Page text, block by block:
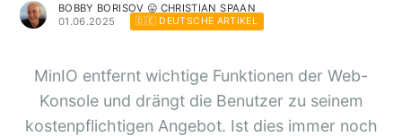
BOBBY BORISOV 😛 CHRISTIAN SPAAN
01.06.2025
🇩🇪 DEUTSCHE ARTIKEL
MinIO entfernt wichtige Funktionen der Web-
Konsole und drängt die Benutzer zu seinem
kostenpflichtigen Angebot. Ist dies immer noch